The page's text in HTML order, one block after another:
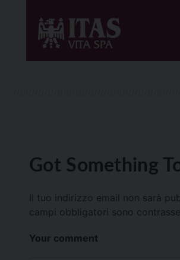
Got Something
Il tuo indirizzo email non sarà
campi obbligatori sono
Your comment